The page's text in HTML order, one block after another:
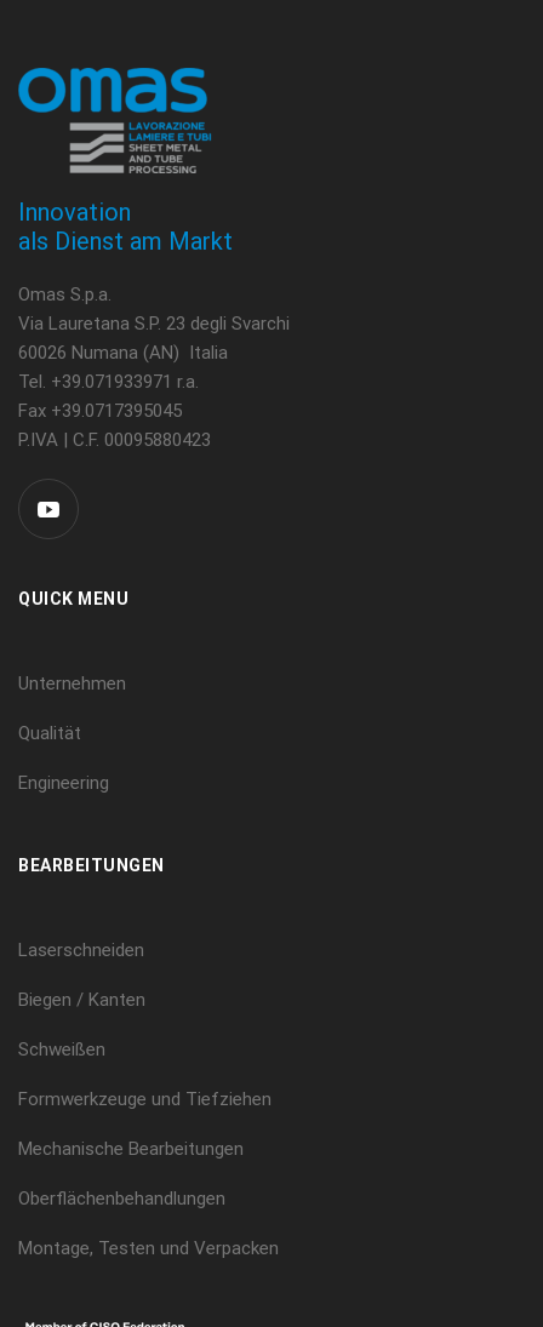
Innovation
als Dienst am Markt
Omas S.p.a.
Via Lauretana S.P. 23 degli Svarchi
60026 Numana (AN) Italia
Tel. +39.071933971 r.a.
Fax +39.0717395045
P.IVA | C.F. 00095880423
QUICK MENU
Unternehmen
Qualität
Engineering
BEARBEITUNGEN
Laserschneiden
Biegen / Kanten
Schweißen
Formwerkzeuge und Tiefziehen
Mechanische Bearbeitungen
Oberflächenbehandlungen
Montage, Testen und Verpacken